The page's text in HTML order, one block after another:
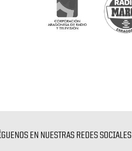
EN NUESTRAS REDES SOCIALES